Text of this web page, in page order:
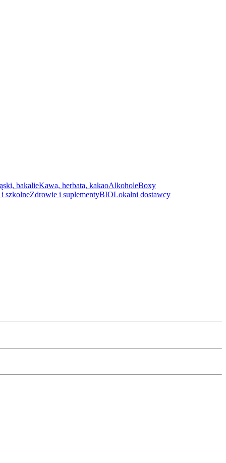
bakalieKawa, herbata, kakaoAlkoholeBoxy
szkolneZdrowie i suplementyBIOLokalni dostawcy